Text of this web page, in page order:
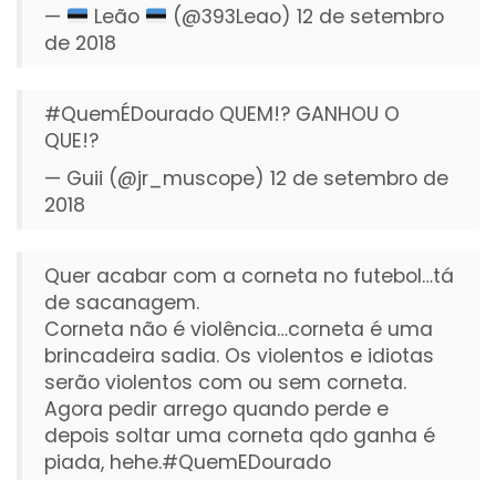
—
Leão (@393Leao) 12 de setembro
de 2018
#QuemÉDourado QUEM!? GANHOU O
QUE!?
— Guii (@jr_muscope) 12 de setembro de
2018
Quer acabar com a corneta no futebol…tá
de sacanagem.
Corneta não é violência…corneta é uma
brincadeira sadia. Os violentos e idiotas
serão violentos com ou sem corneta.
Agora pedir arrego quando perde e
depois soltar uma corneta qdo ganha é
piada, hehe.#QuemEDourado